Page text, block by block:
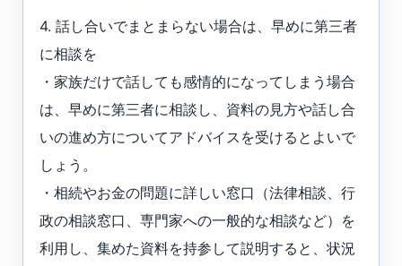
4. 話し合いでまとまらない場合は、早めに第三者
に相談を
・家族だけで話しても感情的になってしまう場合
は、早めに第三者に相談し、資料の見方や話し合
いの進め方についてアドバイスを受けるとよいで
しょう。
・相続やお金の問題に詳しい窓口（法律相談、行
政の相談窓口、専門家への一般的な相談など）を
利用し、集めた資料を持参して説明すると、状況